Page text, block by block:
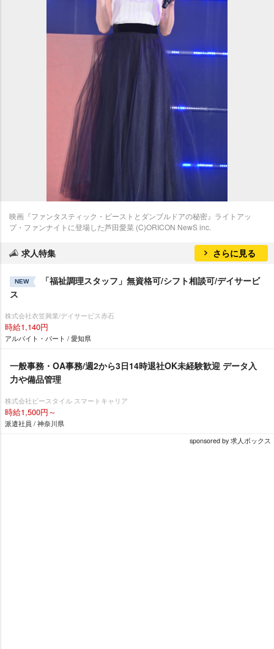
映画『ファンタスティック・ビーストとダンブルドアの秘密』ライトアッ
プ・ファンナイトに登場した芦田愛菜 (C)ORICON NewS inc.
求人特集 さらに見る
NEW
「福祉調理スタッフ」無資格可/シフト相談可/デイサービ
ス
株式会社衣笠興業/デイサービス赤石
時給1,140円
アルバイト・パート / 愛知県
一般事務・OA事務/週2から3日14時退社OK未経験歓迎 データ入
力や備品管理
株式会社ビースタイル スマートキャリア
時給1,500円～
派遣社員 / 神奈川県
sponsored by 求人ボックス